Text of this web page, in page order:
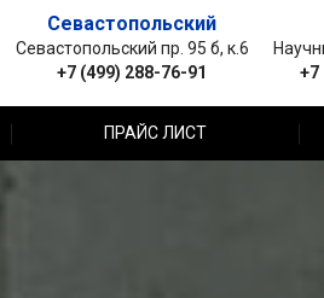
Севастопольский
Севастопольский пр. 95 б, к.6
+7 (499) 288-76-91
+7
ПРАЙС ЛИСТ